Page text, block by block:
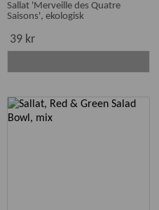
Sallat 'Merveille des Quatre
Saisons', ekologisk
39 kr